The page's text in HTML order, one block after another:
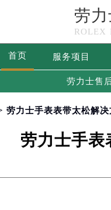
劳
ROLEX
首页 服务项目
劳力士售
劳力士手表表带太松解决
劳力士手表